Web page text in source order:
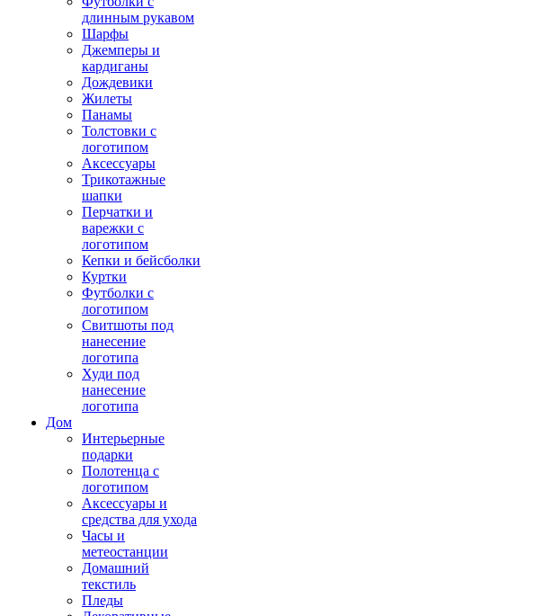
длинным рукавом
Шарфы
Джемперы и
кардиганы
Дождевики
Жилеты
Панамы
Толстовки с
логотипом
Аксессуары
Трикотажные
шапки
Перчатки и
варежки с
логотипом
Кепки и бейсболки
Куртки
Футболки с
логотипом
Свитшоты под
нанесение
логотипа
Худи под
нанесение
логотипа
Дом
Интерьерные
подарки
Полотенца с
логотипом
Аксессуары и
средства для ухода
Часы и
метеостанции
Домашний
текстиль
Пледы